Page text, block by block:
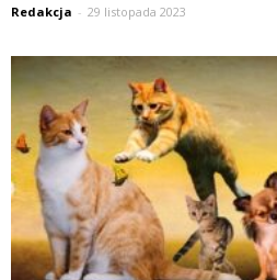
Redakcja - 29 listopada 2023